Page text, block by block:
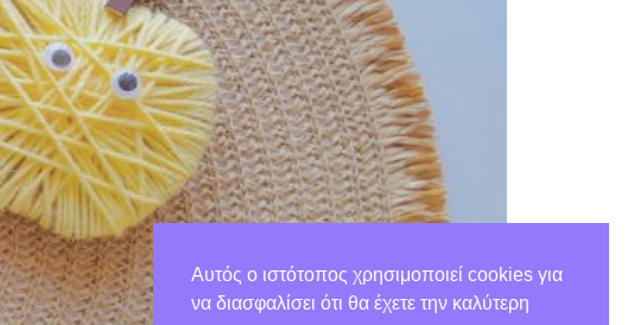
Αυτός ο ιστότοπος χρησιμοποιεί cookies για
να διασφαλίσει ότι θα έχετε την καλύτερη